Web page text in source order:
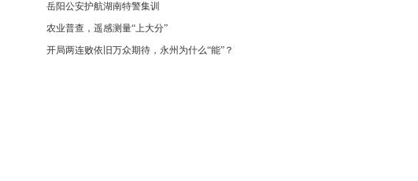
岳阳公安护航湖南特警集训
农业普查，遥感测量“上大分”
开局两连败依旧万众期待，永州为什么“能”？